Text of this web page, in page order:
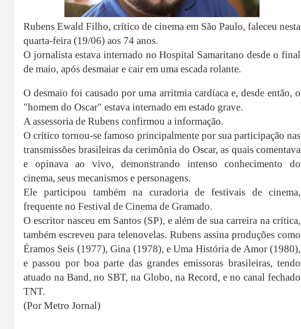
Rubens Ewald Filho, crítico de cinema em São Paulo, faleceu nesta
quarta-feira (19/06) aos 74 anos.
O jornalista estava internado no Hospital Samaritano desde o final
de maio, após desmaiar e cair em uma escada rolante.
O desmaio foi causado por uma arritmia cardíaca e, desde então, o
"homem do Oscar" estava internado em estado grave.
A assessoria de Rubens confirmou a informação.
O crítico tornou-se famoso principalmente por sua participação nas
transmissões brasileiras da cerimônia do Oscar, as quais comentava
e opinava ao vivo, demonstrando intenso conhecimento do
cinema, seus mecanismos e personagens.
Ele participou também na curadoria de festivais de cinema,
frequente no Festival de Cinema de Gramado.
O escritor nasceu em Santos (SP), e além de sua carreira na crítica,
também escreveu para telenovelas. Rubens assina produções como
Éramos Seis (1977), Gina (1978), e Uma História de Amor (1980),
e passou por boa parte das grandes emissoras brasileiras, tendo
atuado na Band, no SBT, na Globo, na Record, e no canal fechado
TNT.
(Por Metro Jornal)